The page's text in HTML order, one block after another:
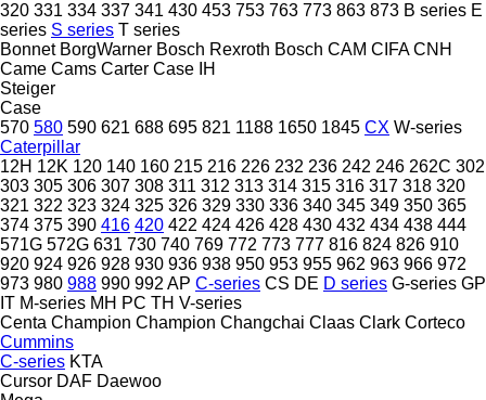
320 331 334 337 341 430 453 753 763 773 863 873 B series E
series S series T series
Bonnet BorgWarner Bosch Rexroth Bosch CAM CIFA CNH
Came Cams Carter Case IH
Steiger
Case
570 580 590 621 688 695 821 1188 1650 1845 CX W-series
Caterpillar
12H 12K 120 140 160 215 216 226 232 236 242 246 262C 302
303 305 306 307 308 311 312 313 314 315 316 317 318 320
321 322 323 324 325 326 329 330 336 340 345 349 350 365
374 375 390 416 420 422 424 426 428 430 432 434 438 444
571G 572G 631 730 740 769 772 773 777 816 824 826 910
920 924 926 928 930 936 938 950 953 955 962 963 966 972
973 980 988 990 992 AP C-series CS DE D series G-series GP
IT M-series MH PC TH V-series
Centa Champion Champion Changchai Claas Clark Corteco
Cummins
C-series KTA
Cursor DAF Daewoo